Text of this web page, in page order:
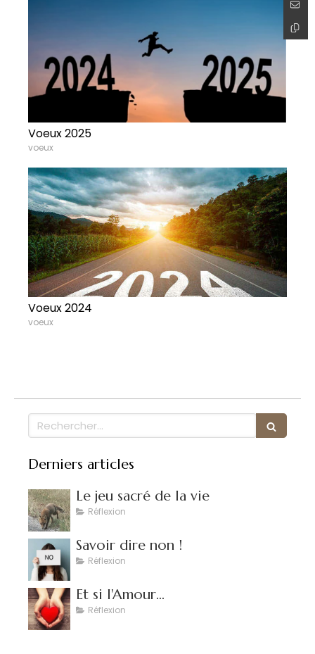
Voeux 2025
voeux
Voeux 2024
voeux
Rechercher
Derniers articles
Le jeu sacré de la vie
Réflexion
Savoir dire non !
Réflexion
Et si l'Amour...
Réflexion